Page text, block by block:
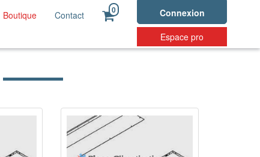
Connexion
Espace pro
Boutique Contact 0